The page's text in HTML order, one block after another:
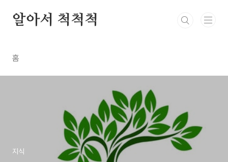
알아서 척척척
홈
지식